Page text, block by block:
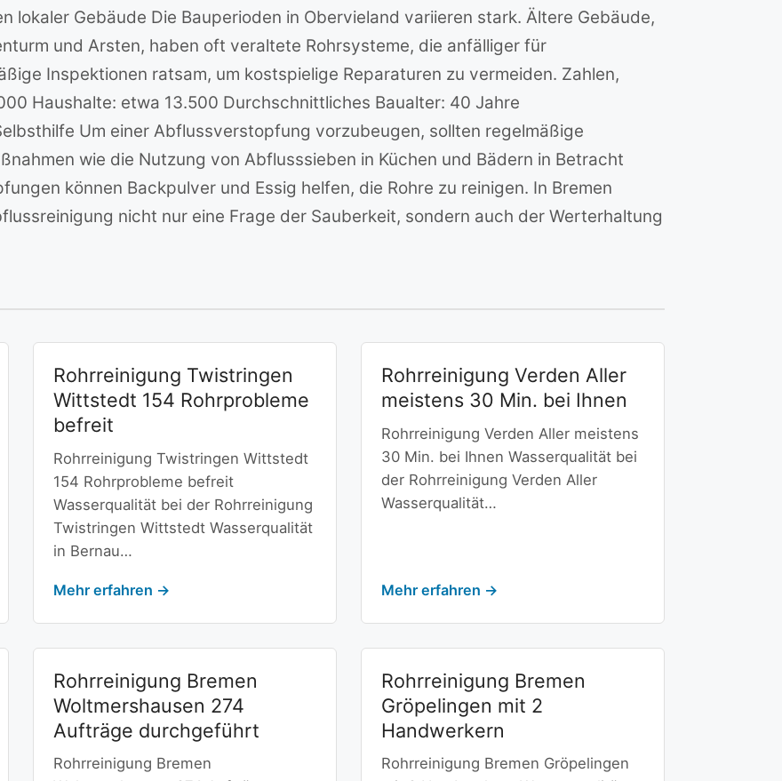
lokaler Gebäude Die Bauperioden in Obervieland variieren stark. Ältere Gebäude,
und Arsten, haben oft veraltete Rohrsysteme, die anfälliger für
Inspektionen ratsam, um kostspielige Reparaturen zu vermeiden. Zahlen,
Haushalte: etwa 13.500 Durchschnittliches Baualter: 40 Jahre
Um einer Abflussverstopfung vorzubeugen, sollten regelmäßige
wie die Nutzung von Abflusssieben in Küchen und Bädern in Betracht
können Backpulver und Essig helfen, die Rohre zu reinigen. In Bremen
nicht nur eine Frage der Sauberkeit, sondern auch der Werterhaltung
Rohrreinigung Twistringen
Wittstedt 154 Rohrprobleme
befreit
Rohrreinigung Twistringen Wittstedt
154 Rohrprobleme befreit
Wasserqualität bei der Rohrreinigung
Twistringen Wittstedt Wasserqualität
in Bernau…
Mehr erfahren →
Rohrreinigung Verden Aller
meistens 30 Min. bei Ihnen
Rohrreinigung Verden Aller meistens
30 Min. bei Ihnen Wasserqualität bei
der Rohrreinigung Verden Aller
Wasserqualität…
Mehr erfahren →
Rohrreinigung Bremen
Woltmershausen 274
Aufträge durchgeführt
Rohrreinigung Bremen
Rohrreinigung Bremen
Gröpelingen mit 2
Handwerkern
Rohrreinigung Bremen Gröpelingen